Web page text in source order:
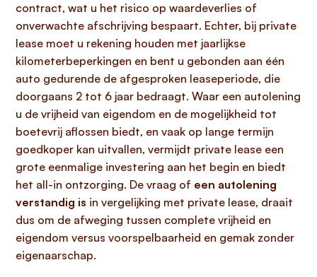
contract, wat u het risico op waardeverlies of
onverwachte afschrijving bespaart. Echter, bij private
lease moet u rekening houden met jaarlijkse
kilometerbeperkingen en bent u gebonden aan één
auto gedurende de afgesproken leaseperiode, die
doorgaans 2 tot 6 jaar bedraagt. Waar een autolening
u de vrijheid van eigendom en de mogelijkheid tot
boetevrij aflossen biedt, en vaak op lange termijn
goedkoper kan uitvallen, vermijdt private lease een
grote eenmalige investering aan het begin en biedt
het all-in ontzorging. De vraag of een autolening
verstandig is in vergelijking met private lease, draait
dus om de afweging tussen complete vrijheid en
eigendom versus voorspelbaarheid en gemak zonder
eigenaarschap.